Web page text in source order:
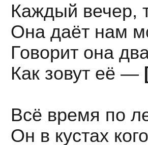
Каждый вечер,
Она даёт нам
Говорит она
Как зовут её —
Всё время по
Он в кустах